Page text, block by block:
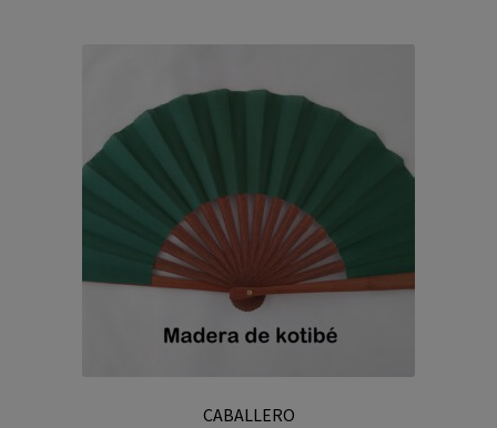
CABALLERO